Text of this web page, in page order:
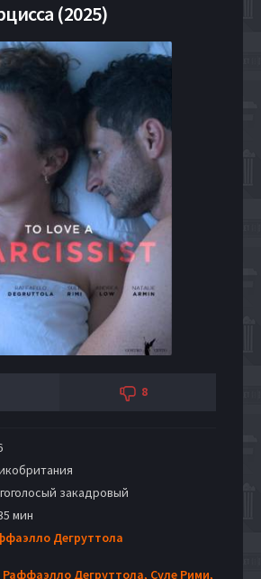
(2025)
8
закадровый
мин
Дегруттола
Раффаэлло Дегруттола, Суле Рими,